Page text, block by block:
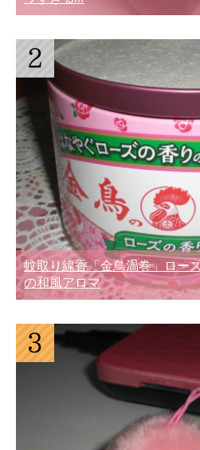
蚊取り線香「金鳥渦巻」ロー
の和風アロマ